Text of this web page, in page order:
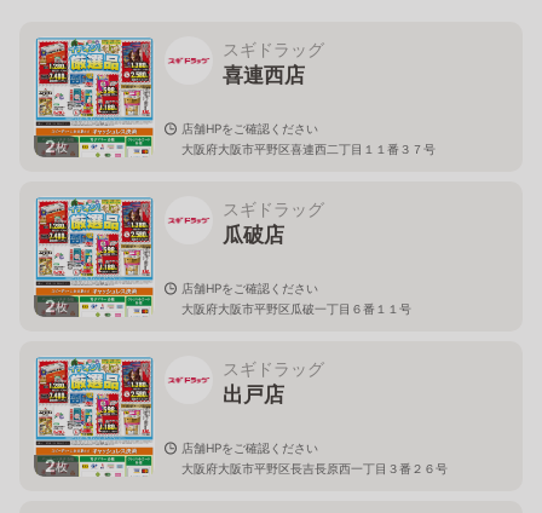
2枚
スギドラッグ
喜連西店
店舗HPをご確認ください
大阪府大阪市平野区喜連西二丁目１１番３７号
2枚
スギドラッグ
瓜破店
店舗HPをご確認ください
大阪府大阪市平野区瓜破一丁目６番１１号
2枚
スギドラッグ
出戸店
店舗HPをご確認ください
大阪府大阪市平野区長吉長原西一丁目３番２６号